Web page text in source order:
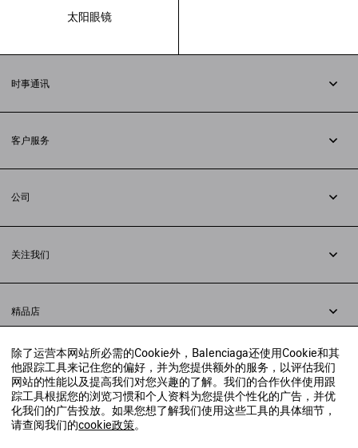
除了运营本网站所必需的Cookie外，Balenciaga还使用Cookie和其
他跟踪工具来记住您的偏好，并为您提供额外的服务，以评估我们
网站的性能以及提高我们对您兴趣的了解。我们的合作伙伴使用跟
踪工具根据您的浏览习惯和个人资料为您提供个性化的广告，并优
化我们的广告投放。如果您想了解我们使用这些工具的具体细节，
请查阅我们的cookie政策。
太阳眼镜
时事通讯
客户服务
配送方式
支付
常见问题解答
公司
法律问题
联合国世界粮食计划署
举报平台
关注我们
小红书
精品店
寻找附近的精品店
实时聊天客服
发送邮件
我们将在24小时内给予回复
联系我们：400-610-6018
© 2020 巴黎世家贸易（上海）有限公司